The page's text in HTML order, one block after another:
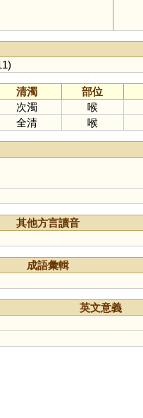
清濁 部位
次濁 喉
全清 喉
其他方言讀音
成語彙輯
英文意義